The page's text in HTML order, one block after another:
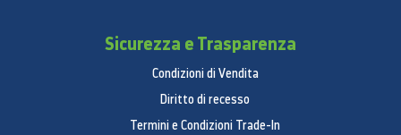
Sicurezza e Trasparenza
Condizioni di Vendita
Diritto di recesso
Termini e Condizioni Trade-In